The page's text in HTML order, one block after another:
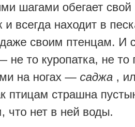
шагами обегает свой
и всегда находит в
своим птенцам. И
не то куропатка, не то
на ногах — саджа ,
птицам страшна
что нет в ней воды.